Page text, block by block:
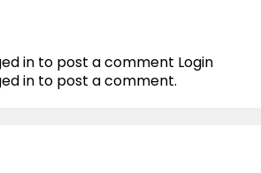
in to post a comment Login
in to post a comment.